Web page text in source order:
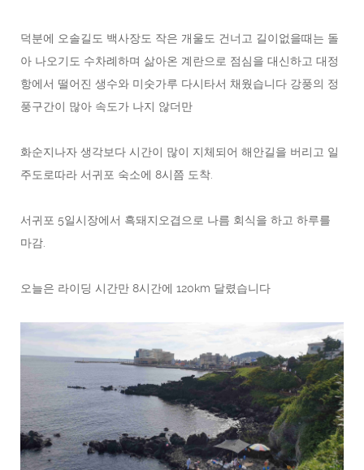
덕분에 오솔길도 백사장도 작은 개울도 건너고 길이없을때는 돌
아 나오기도 수차례하며 삶아온 계란으로 점심을 대신하고 대정
항에서 떨어진 생수와 미숫가루 다시타서 채웠습니다 강풍의 정
풍구간이 많아 속도가 나지 않더만
화순지나자 생각보다 시간이 많이 지체되어 해안길을 버리고 일
주도로따라 서귀포 숙소에 8시쯤 도착.
서귀포 5일시장에서 흑돼지오겹으로 나름 회식을 하고 하루를
마감.
오늘은 라이딩 시간만 8시간에 120km 달렸습니다